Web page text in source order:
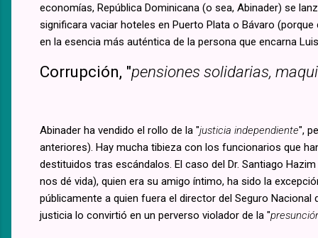
economías, República Dominicana (o sea, Abinader) se
significara vaciar hoteles en Puerto Plata o Bávaro
en la esencia más auténtica de la persona que encarna
Corrupción, "pensiones solidarias,
Abinader ha vendido el rollo de la "justicia independiente",
anteriores). Hay mucha tibieza con los funcionarios que
destituidos tras escándalos. El caso del Dr. Santiago
nos dé vida), quien era su amigo íntimo, ha sido la
públicamente a quien fuera el director del Seguro
justicia lo convirtió en un perverso violador de la "